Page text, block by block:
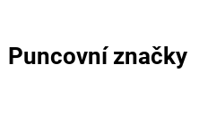
Puncovní značky